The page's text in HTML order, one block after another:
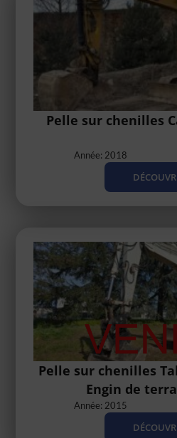
Pelle sur chenilles
Année: 2018
Pelle sur chenilles
Engin de
Année: 2015